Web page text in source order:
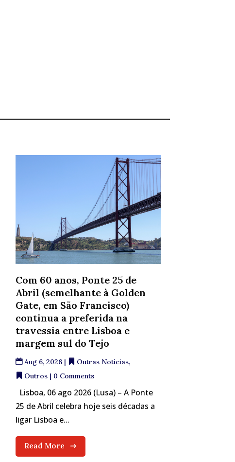
Com 60 anos, Ponte 25 de
Abril (semelhante à Golden
Gate, em São Francisco)
continua a preferida na
travessia entre Lisboa e
margem sul do Tejo
Aug 6, 2026| Outras Notícias,
Outros| 0 Comments
Lisboa, 06 ago 2026 (Lusa) – A Ponte
25 de Abril celebra hoje seis décadas a
ligar Lisboa e...
Read More